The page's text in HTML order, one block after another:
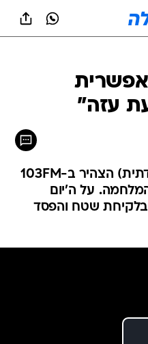
עזה"
ח"כ צבי סוכות (הציונות הדתית) הצהיר ב-103FM
על ה'יום
בלקיחת שטח והפסד